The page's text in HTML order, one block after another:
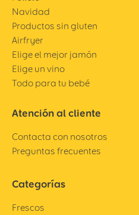
Navidad
Productos sin gluten
Airfryer
Elige el mejor jamón
Elige un vino
Todo para tu bebé
Atención al cliente
Contacta con nosotros
Preguntas frecuentes
Categorías
Frescos